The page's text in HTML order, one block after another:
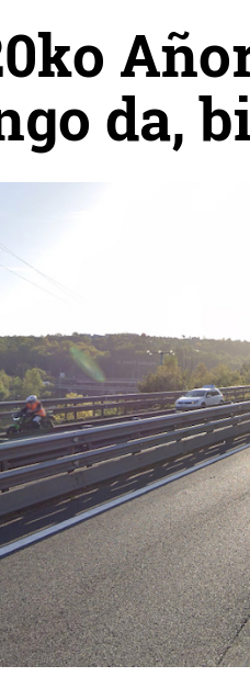
da,